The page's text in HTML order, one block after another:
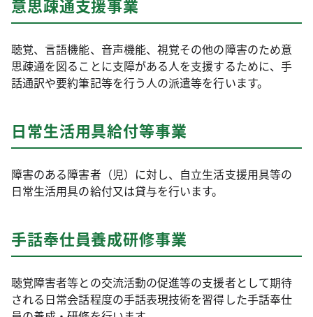
意思疎通支援事業
聴覚、言語機能、音声機能、視覚その他の障害のため意
思疎通を図ることに支障がある人を支援するために、手
話通訳や要約筆記等を行う人の派遣等を行います。
日常生活用具給付等事業
障害のある障害者（児）に対し、自立生活支援用具等の
日常生活用具の給付又は貸与を行います。
手話奉仕員養成研修事業
聴覚障害者等との交流活動の促進等の支援者として期待
される日常会話程度の手話表現技術を習得した手話奉仕